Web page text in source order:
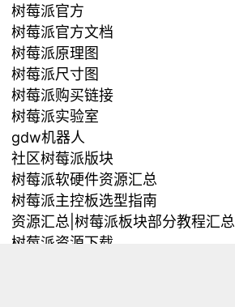
树莓派官方
树莓派官方文档
树莓派原理图
树莓派尺寸图
树莓派购买链接
树莓派实验室
gdw机器人
社区树莓派版块
树莓派软硬件资源汇总
树莓派主控板选型指南
资源汇总|树莓派板块部分教程汇总
树莓派资源下载